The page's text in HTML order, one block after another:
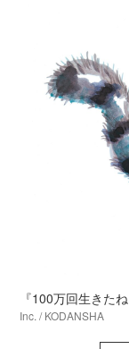
『100万回生き
Inc. / KODANSHA